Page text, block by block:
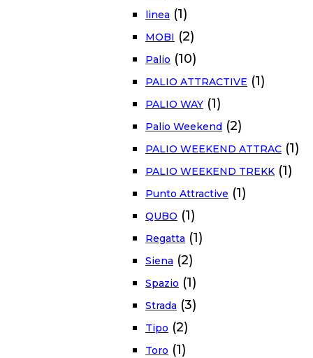
linea (1)
MOBI (2)
Palio (10)
PALIO ATTRACTIVE (1)
PALIO WAY (1)
Palio Weekend (2)
PALIO WEEKEND ATTRAC (1)
PALIO WEEKEND TREKK (1)
Punto Attractive (1)
QUBO (1)
Regatta (1)
Siena (2)
Spazio (1)
Strada (3)
Tipo (2)
Toro (1)